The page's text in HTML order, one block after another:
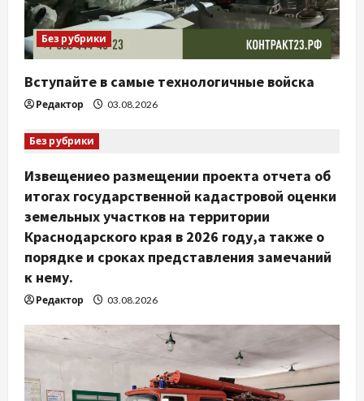
Без рубрики
Вступайте в самые технологичные войска
Редактор 03.08.2026
Без рубрики
Извещениео размещении проекта отчета об
итогах государственной кадастровой оценки
земельных участков на территории
Краснодарского края в 2026 году,а также о
порядке и сроках представления замечаний
к нему.
Редактор 03.08.2026